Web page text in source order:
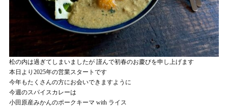
松の内は過ぎてしまいましたが 謹んで初春のお慶びを申し上げます
本日より2025年の営業スタートです
今年もたくさんの方にお会いできますように
今週のスパイスカレーは
小田原産みかんのポークキーマ with ライス